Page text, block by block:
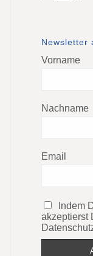
Newsletter
Vorname
Nachname
Email
Indem
akzeptierst